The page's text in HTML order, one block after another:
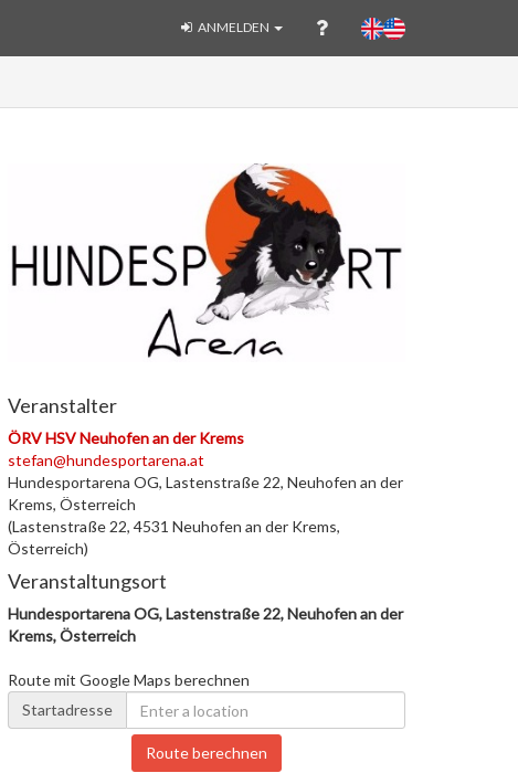
ANMELDEN
Veranstalter
ÖRV HSV Neuhofen an der Krems
stefan@hundesportarena.at
Hundesportarena OG, Lastenstraße 22, Neuhofen an der
Krems, Österreich
(Lastenstraße 22, 4531 Neuhofen an der Krems,
Österreich)
Veranstaltungsort
Hundesportarena OG, Lastenstraße 22, Neuhofen an der
Krems, Österreich
Route mit Google Maps berechnen
Startadresse
Route berechnen